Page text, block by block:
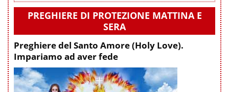
PREGHIERE DI PROTEZIONE MATTINA E
SERA
Preghiere del Santo Amore (Holy Love).
Impariamo ad aver fede